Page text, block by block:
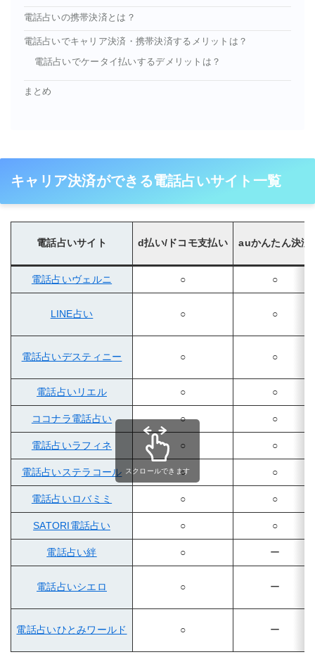
電話占いの携帯決済とは？
電話占いでキャリア決済・携帯決済するメリットは？
電話占いでケータイ払いするデメリットは？
まとめ
キャリア決済ができる電話占いサイト一覧
電話占いサイト d払い/ドコモ支払い auかんたん決済
電話占いヴェルニ ○ ○
LINE占い ○ ○
電話占いデスティニー ○ ○
電話占いリエル ○ ○
ココナラ電話占い ○ ○
電話占いラフィネ ○ ○
電話占いステラコール ○ ○
電話占いロバミミ ○ ○
SATORI電話占い ○ ○
電話占い絆 ○ ー
電話占いシエロ ○ ー
電話占いひとみワールド ○ ー
スクロールできます